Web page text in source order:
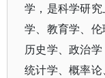
学，是科学研
学、教育学、伦
历史学、政治学
统计学、概率论